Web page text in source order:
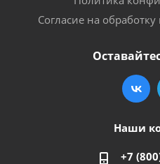
Согласие на
Наши
+7